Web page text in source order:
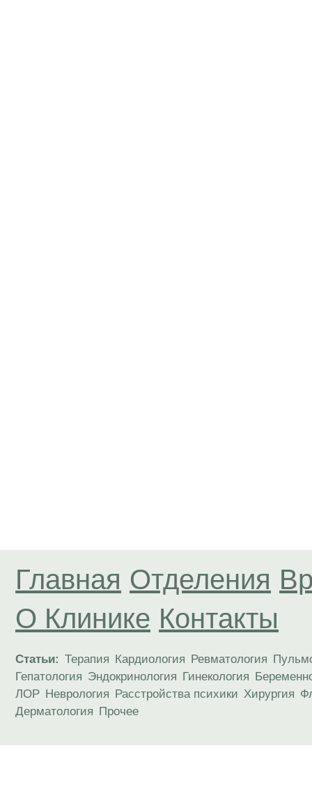
Главная Отделения
О Клинике Контакты
Статьи: Терапия Кардиология Ревматология
Гепатология Эндокринология Гинекология
ЛОР Неврология Расстройства психики Хирургия
Дерматология Прочее